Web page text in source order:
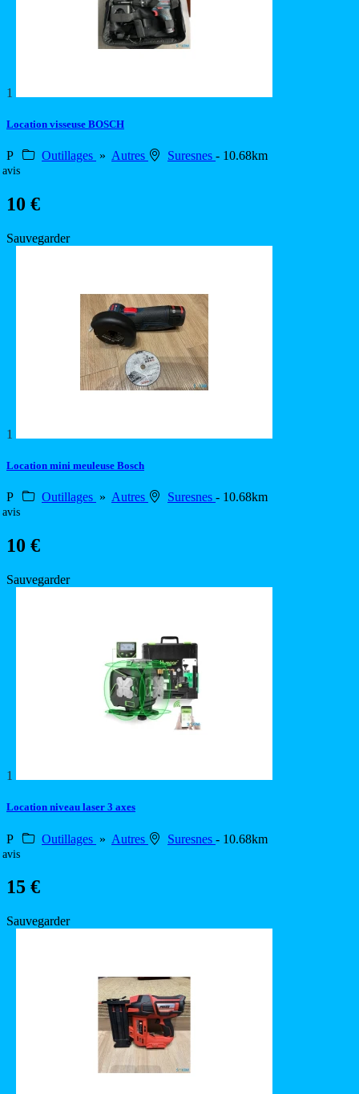
1
Location visseuse BOSCH
P Outillages » Autres Suresnes - 10.68km
avis
10 €
Sauvegarder
1
Location mini meuleuse Bosch
P Outillages » Autres Suresnes - 10.68km
avis
10 €
Sauvegarder
1
Location niveau laser 3 axes
P Outillages » Autres Suresnes - 10.68km
avis
15 €
Sauvegarder